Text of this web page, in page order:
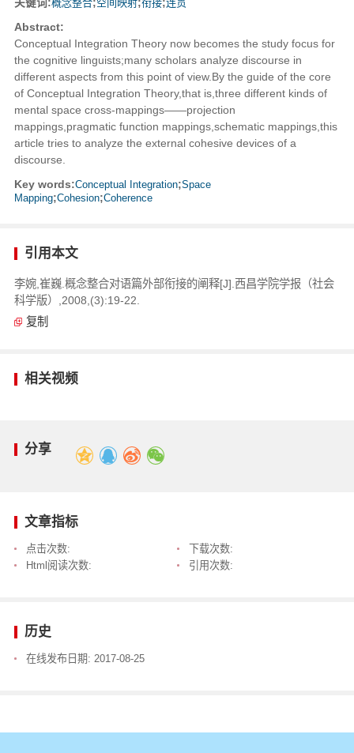
关键词:概念整合;空间映射;衔接;连贯
Abstract:
Conceptual Integration Theory now becomes the study focus for
the cognitive linguists;many scholars analyze discourse in
different aspects from this point of view.By the guide of the core
of Conceptual Integration Theory,that is,three different kinds of
mental space cross-mappings——projection
mappings,pragmatic function mappings,schematic mappings,this
article tries to analyze the external cohesive devices of a
discourse.
Key words:Conceptual Integration;Space
Mapping;Cohesion;Coherence
引用本文
李婉,崔巍.概念整合对语篇外部衔接的阐释[J].西昌学院学报（社会
科学版）,2008,(3):19-22.
复制
相关视频
分享
文章指标
点击次数:
下载次数:
Html阅读次数:
引用次数:
历史
在线发布日期: 2017-08-25